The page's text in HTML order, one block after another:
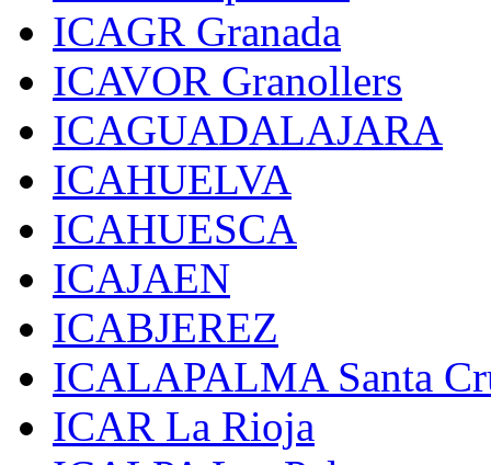
ICAGR Granada
ICAVOR Granollers
ICAGUADALAJARA
ICAHUELVA
ICAHUESCA
ICAJAEN
ICABJEREZ
ICALAPALMA Santa
ICAR La Rioja